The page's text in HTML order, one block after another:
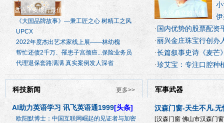
盘点平安银行最值
《大国品牌故事》---秉工匠之心 树精工之风
UPCX
2022年度杰出艺术家线上展——林幼槐
帮忙还债2千万、罹患子宫颈癌...保险业务员
代理退保套路满满 真实案例发人深省
永远矗立的丰碑
· 国内优势的股票配资
·丽兴金庄珠宝行创办
·长篇叙事史诗《麦芒
·珍艾宝：专注口腔种
科技新闻 更多>>
AI助力英语学习 讯飞英语通1999[头条]
欧阳默博士：中国互联网崛起的见证者与加密
军事武器
汉森门窗-天生不凡.无
[汉森门窗 佛山市汉森门